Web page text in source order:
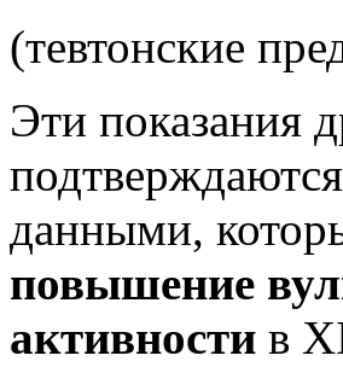
(тевтонские
Эти показания
данными,
повышение
активности в